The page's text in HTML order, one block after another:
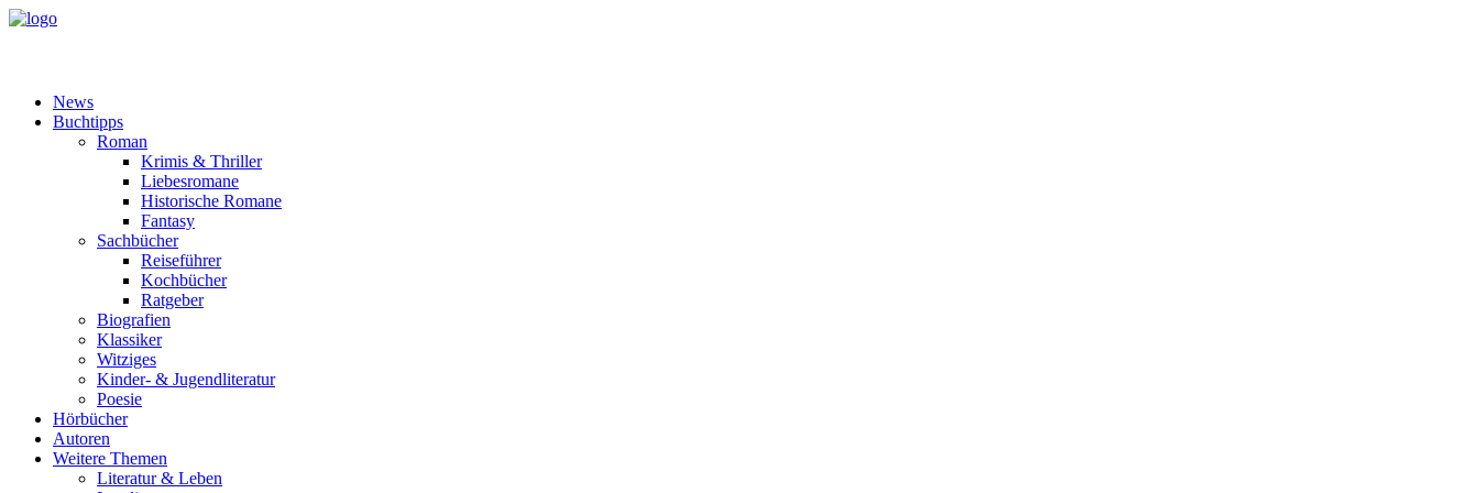
News
Buchtipps
Roman
Krimis & Thriller
Liebesromane
Historische Romane
Fantasy
Sachbücher
Reiseführer
Kochbücher
Ratgeber
Biografien
Klassiker
Witziges
Kinder- & Jugendliteratur
Poesie
Hörbücher
Autoren
Weitere Themen
Literatur & Leben